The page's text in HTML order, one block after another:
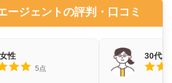
ージェントの評判・口コミ
性
5点
30代・